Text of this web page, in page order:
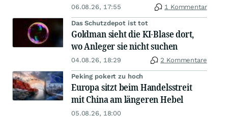
06.08.26, 17:55 1 Kommentar
Das Schutzdepot ist tot
Goldman sieht die KI-Blase dort,
wo Anleger sie nicht suchen
04.08.26, 18:29 2 Kommentare
Peking pokert zu hoch
Europa sitzt beim Handelsstreit
mit China am längeren Hebel
05.08.26, 18:00